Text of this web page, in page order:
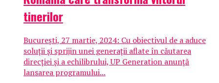
tinerilor
București, 27 martie, 2024: Cu obiectivul de a aduce
soluții și sprijin unei generații aflate în căutarea
direcției și a echilibrului, UP Generation anunță
lansarea programului...